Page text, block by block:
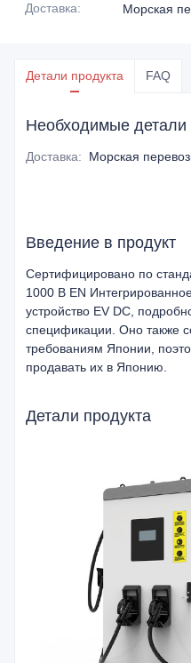
Доставка: Морская
Детали продукта FAQ
Необходимые детали
Доставка: Морская
Введение в продукт
Сертифицировано по
1000 В EN
устройство EV DC,
спецификации. Оно также
требованиям Японии,
продавать их в Японию.
Детали продукта